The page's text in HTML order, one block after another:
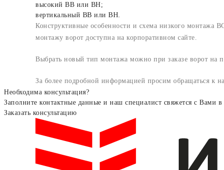
высокий ВВ или ВН;
вертикальный ВВ или ВН.
Конструктивные особенности и схема низкого
монтажу ворот доступна на корпоративном сайте.
Выбрать новый тип монтажа можно при заказе ворот на
За более подробной информацией просим обращаться к
Необходима консультация?
Заполните контактные данные и наш специалист свяжется с Вами
Заказать консультацию